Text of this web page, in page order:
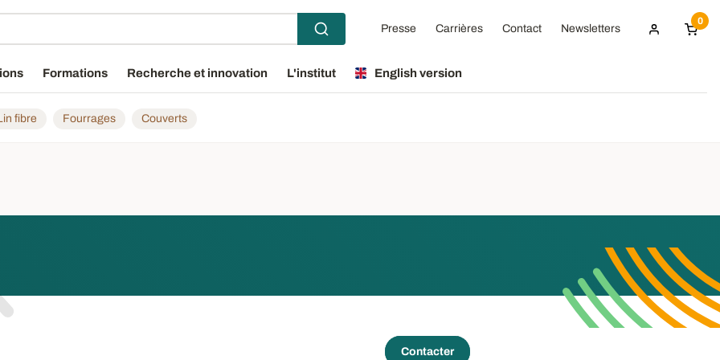
Presse Carrières Contact Newsletters
0
Formations Recherche et innovation L'institut English version
fibre Fourrages Couverts
Contacter